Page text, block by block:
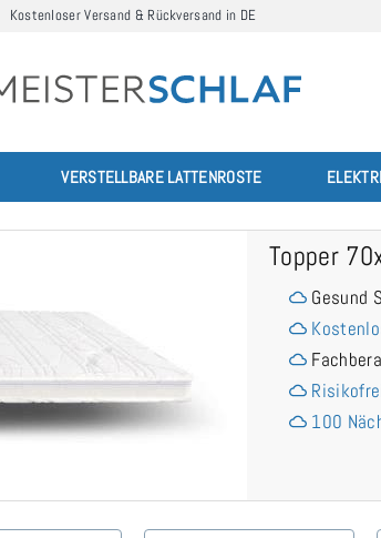
Kostenloser Versand & Rückversand in DE
VERSTELLBARE LATTENROSTE
Topper
Gesund
100